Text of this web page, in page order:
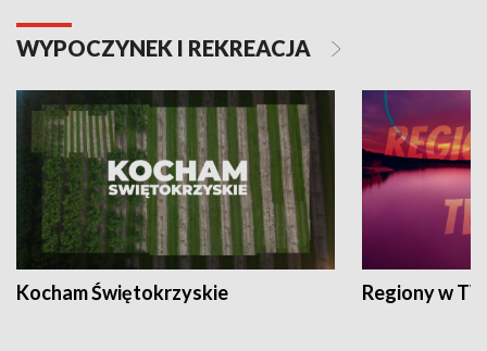
WYPOCZYNEK I REKREACJA
Kocham Świętokrzyskie Regiony w